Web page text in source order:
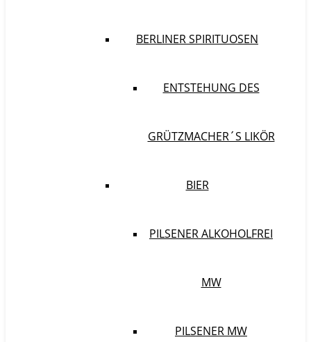
BERLINER SPIRITUOSEN
ENTSTEHUNG DES
GRÜTZMACHER´S LIKÖR
BIER
PILSENER ALKOHOLFREI
MW
PILSENER MW